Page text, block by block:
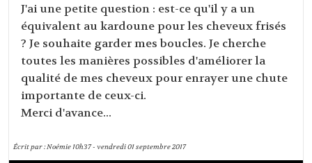
J'ai une petite question : est-ce qu'il y a un
équivalent au kardoune pour les cheveux frisés
? Je souhaite garder mes boucles. Je cherche
toutes les manières possibles d'améliorer la
qualité de mes cheveux pour enrayer une chute
importante de ceux-ci.
Merci d'avance...
Écrit par :Noémie10h37-vendredi 01septembre 2017